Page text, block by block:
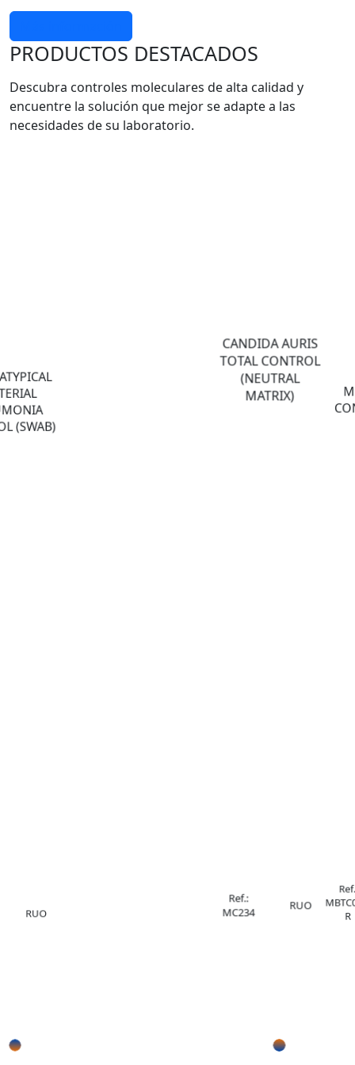
PRODUCTOS DESTACADOS
Descubra controles moleculares de alta calidad y
encuentre la solución que mejor se adapte a las
necesidades de su laboratorio.
(SWAB)
RUO
CANDIDA AURIS
TOTAL CONTROL
(NEUTRAL
MATRIX)
Ref.:
MC234
RUO
R